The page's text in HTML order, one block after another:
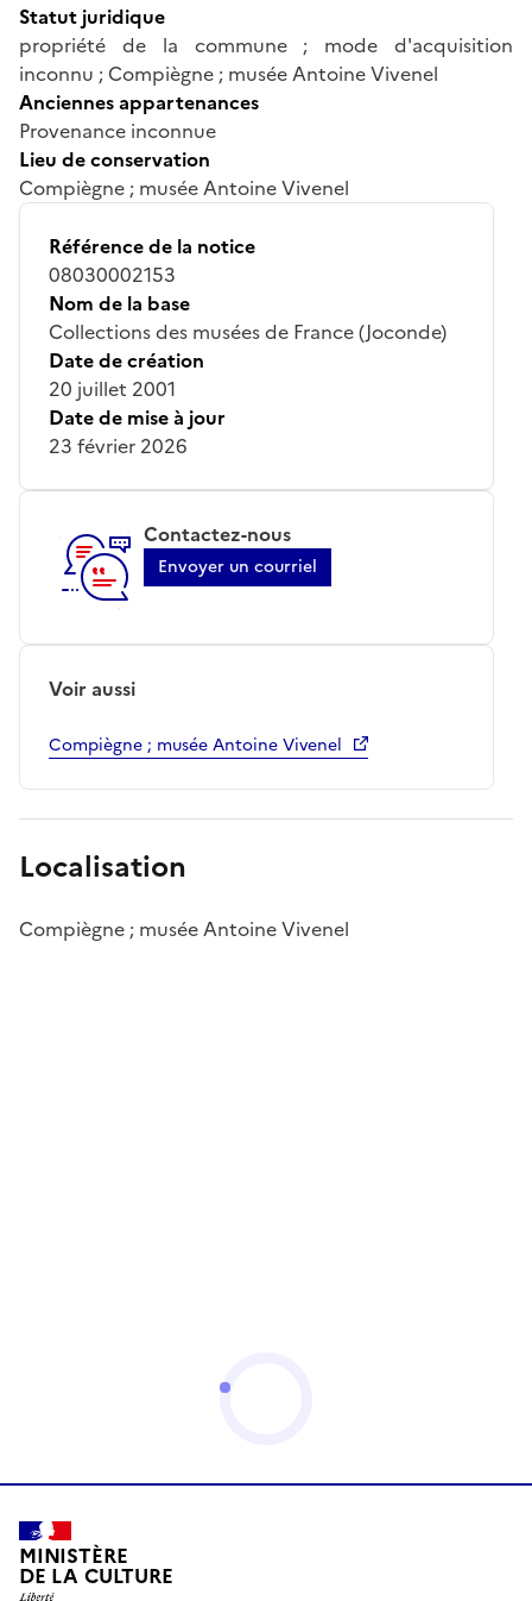
Statut juridique
propriété de la commune ; mode d'acquisition
inconnu ; Compiègne ; musée Antoine Vivenel
Anciennes appartenances
Provenance inconnue
Lieu de conservation
Compiègne ; musée Antoine Vivenel
Référence de la notice
08030002153
Nom de la base
Collections des musées de France (Joconde)
Date de création
20 juillet 2001
Date de mise à jour
23 février 2026
Contactez-nous
Envoyer un courriel
Voir aussi
Compiègne ; musée Antoine Vivenel
Localisation
Compiègne ; musée Antoine Vivenel
MINISTÈRE
DE LA CULTURE